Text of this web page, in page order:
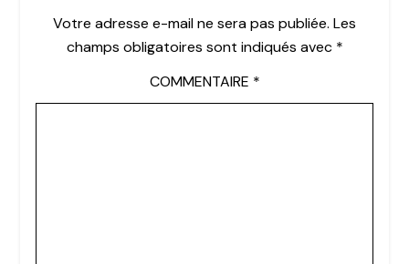
Votre adresse e-mail ne sera pas publiée. Les
champs obligatoires sont indiqués avec *
COMMENTAIRE *